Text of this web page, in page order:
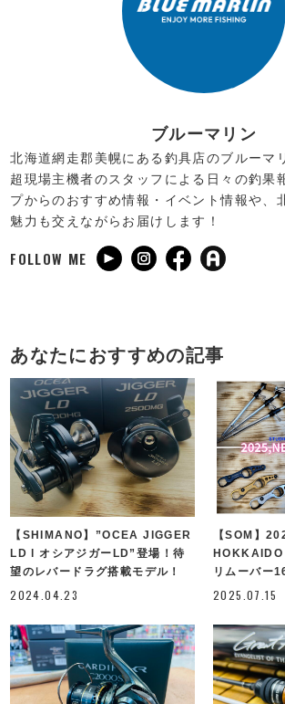
ブルーマリン
北海道網走郡美幌にある釣具店のブルーマ
超現場主機者のスタッフによる日々の釣果
プからのおすすめ情報・イベント情報や、
魅力も交えながらお届けします！
FOLLOW ME
あなたにおすすめの記事
【SHIMANO】”OCEA JIGGER
LD l オシアジガーLD”登場！待
望のレバードラグ搭載モデル！
2024.04.23
【SOM】
リムーバー
2025.07.15